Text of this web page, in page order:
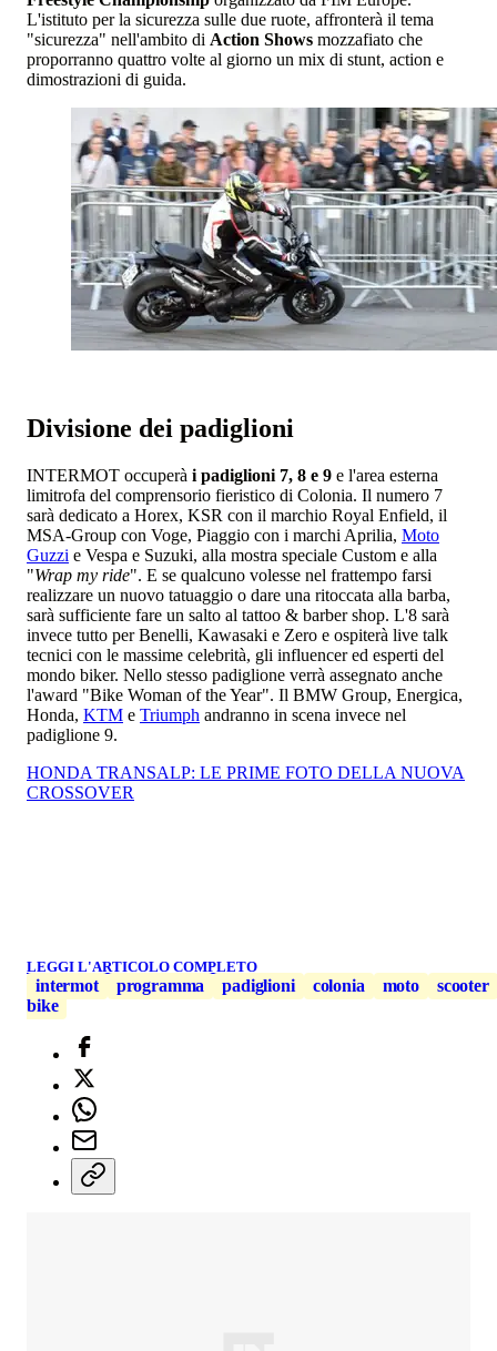
L'istituto per la sicurezza sulle due ruote, affronterà il tema
"sicurezza" nell'ambito di Action Shows mozzafiato che
proporranno quattro volte al giorno un mix di stunt, action e
dimostrazioni di guida.
Divisione dei padiglioni
INTERMOT occuperà i padiglioni 7, 8 e 9 e l'area esterna
limitrofa del comprensorio fieristico di Colonia. Il numero 7
sarà dedicato a Horex, KSR con il marchio Royal Enfield, il
MSA-Group con Voge, Piaggio con i marchi Aprilia, Moto
Guzzi e Vespa e Suzuki, alla mostra speciale Custom e alla
"Wrap my ride". E se qualcuno volesse nel frattempo farsi
realizzare un nuovo tatuaggio o dare una ritoccata alla barba,
sarà sufficiente fare un salto al tattoo & barber shop. L'8 sarà
invece tutto per Benelli, Kawasaki e Zero e ospiterà live talk
tecnici con le massime celebrità, gli influencer ed esperti del
mondo biker. Nello stesso padiglione verrà assegnato anche
l'award "Bike Woman of the Year". Il BMW Group, Energica,
Honda, KTM e Triumph andranno in scena invece nel
padiglione 9.
HONDA TRANSALP: LE PRIME FOTO DELLA NUOVA
CROSSOVER
LEGGI L'ARTICOLO COMPLETO
intermot programma padiglioni colonia moto
scooter
bike